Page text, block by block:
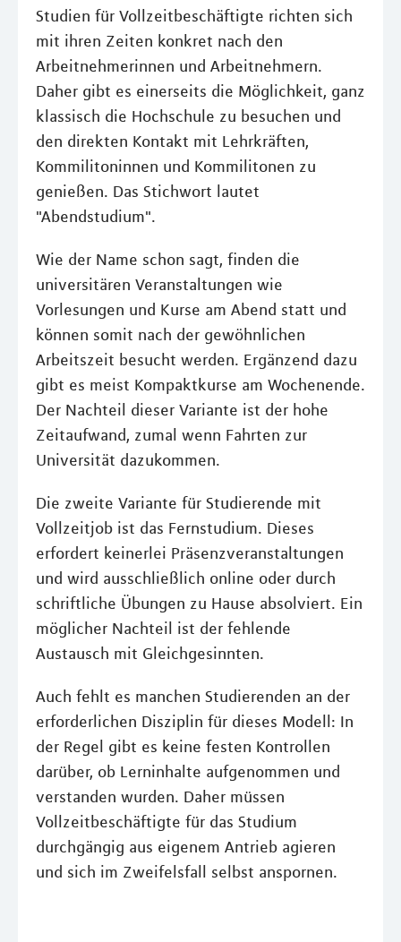
Studien für Vollzeitbeschäftigte richten sich
mit ihren Zeiten konkret nach den
Arbeitnehmerinnen und Arbeitnehmern.
Daher gibt es einerseits die Möglichkeit, ganz
klassisch die Hochschule zu besuchen und
den direkten Kontakt mit Lehrkräften,
Kommilitoninnen und Kommilitonen zu
genießen. Das Stichwort lautet
"Abendstudium".
Wie der Name schon sagt, finden die
universitären Veranstaltungen wie
Vorlesungen und Kurse am Abend statt und
können somit nach der gewöhnlichen
Arbeitszeit besucht werden. Ergänzend dazu
gibt es meist Kompaktkurse am Wochenende.
Der Nachteil dieser Variante ist der hohe
Zeitaufwand, zumal wenn Fahrten zur
Universität dazukommen.
Die zweite Variante für Studierende mit
Vollzeitjob ist das Fernstudium. Dieses
erfordert keinerlei Präsenzveranstaltungen
und wird ausschließlich online oder durch
schriftliche Übungen zu Hause absolviert. Ein
möglicher Nachteil ist der fehlende
Austausch mit Gleichgesinnten.
Auch fehlt es manchen Studierenden an der
erforderlichen Disziplin für dieses Modell: In
der Regel gibt es keine festen Kontrollen
darüber, ob Lerninhalte aufgenommen und
verstanden wurden. Daher müssen
Vollzeitbeschäftigte für das Studium
durchgängig aus eigenem Antrieb agieren
und sich im Zweifelsfall selbst anspornen.